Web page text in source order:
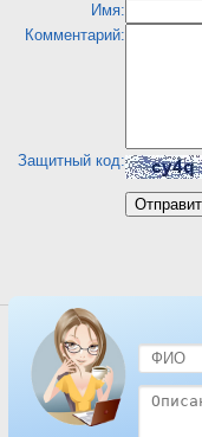
Имя:
Комментарий:
Защитный код:
Посмотреть отель